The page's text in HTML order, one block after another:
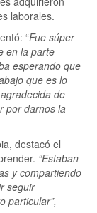
laborales.
“Fue súper
en la parte
esperando que
que es lo
de
por darnos la
destacó el
“Estaban
y compartiendo
seguir
particular”,